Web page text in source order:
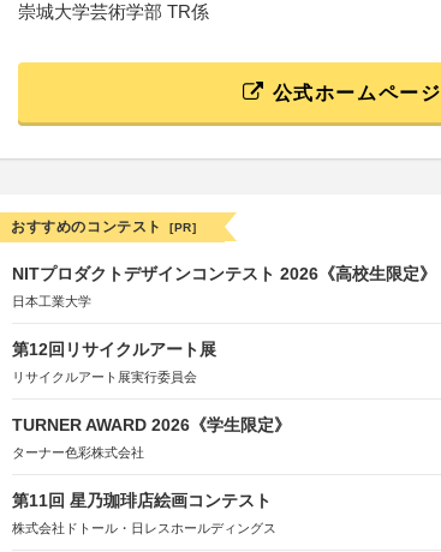
崇城大学芸術学部 TR係
公式ホームページ
おすすめのコンテスト [PR]
NITプロダクトデザインコンテスト 2026《高校生限定》
日本工業大学
第12回リサイクルアート展
リサイクルアート展実行委員会
TURNER AWARD 2026《学生限定》
ターナー色彩株式会社
第11回 星乃珈琲店絵画コンテスト
株式会社ドトール・日レスホールディングス